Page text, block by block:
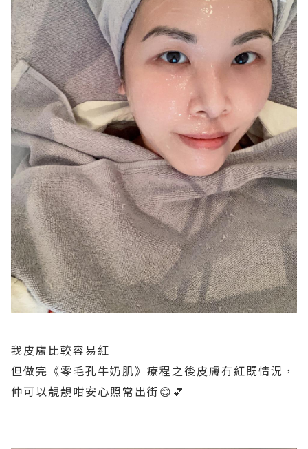
我皮膚比較容易紅
但做完《零毛孔牛奶肌》療程之後皮膚冇紅既情況，
仲可以靚靚咁安心照常出街😊💕